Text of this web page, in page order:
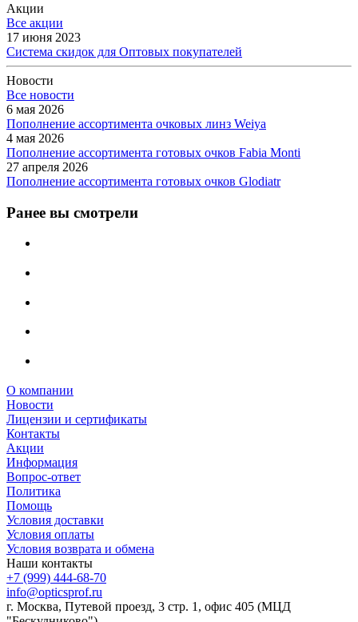
Акции
Все акции
17 июня 2023
Система скидок для Оптовых покупателей
Новости
Все новости
6 мая 2026
Пополнение ассортимента очковых линз Weiya
4 мая 2026
Пополнение ассортимента готовых очков Fabia Monti
27 апреля 2026
Пополнение ассортимента готовых очков Glodiatr
Ранее вы смотрели
О компании
Новости
Лицензии и сертификаты
Контакты
Акции
Информация
Вопрос-ответ
Политика
Помощь
Условия доставки
Условия оплаты
Условия возврата и обмена
Наши контакты
+7 (999) 444-68-70
info@opticsprof.ru
г. Москва, Путевой проезд, 3 стр. 1, офис 405 (МЦД